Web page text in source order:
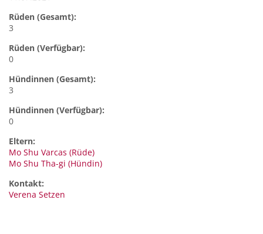
Rüden (Gesamt):
3
Rüden (Verfügbar):
0
Hündinnen (Gesamt):
3
Hündinnen (Verfügbar):
0
Eltern:
Mo Shu Varcas (Rüde)
Mo Shu Tha-gi (Hündin)
Kontakt:
Verena Setzen